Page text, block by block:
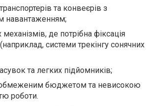
та конвеєрів з
навантаженням;
де потрібна фіксація
системи трекінгу сонячних
та легких підйомників;
обмеженим бюджетом та невисокою
роботи.